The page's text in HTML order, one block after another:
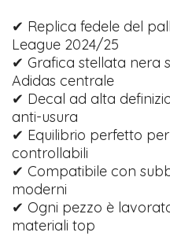
✔ Replica fedele del
League 2024/25
✔ Grafica stellata nera
Adidas centrale
✔ Decal ad alta
anti-usura
✔ Equilibrio perfetto
controllabili
✔ Compatibile con
moderni
✔ Ogni pezzo è
materiali top